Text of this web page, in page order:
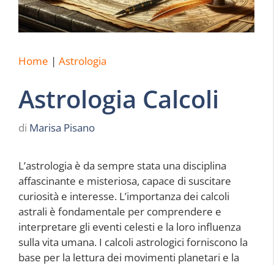
Home | Astrologia
Astrologia Calcoli
di Marisa Pisano
L’astrologia è da sempre stata una disciplina
affascinante e misteriosa, capace di suscitare
curiosità e interesse. L’importanza dei calcoli
astrali è fondamentale per comprendere e
interpretare gli eventi celesti e la loro influenza
sulla vita umana. I calcoli astrologici forniscono la
base per la lettura dei movimenti planetari e la